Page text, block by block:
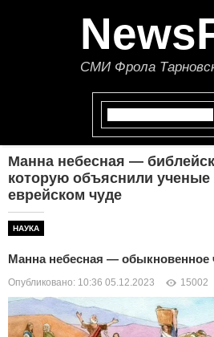
СМИ Фрола
НОВОСТИ
ЭКОНОМИКА
В МИРЕ
Манна небесная —
которую объяснили
еврейском чуде
НАУКА
Манна небесная —
Опубликовано: 10:36 05.12.2023 15002